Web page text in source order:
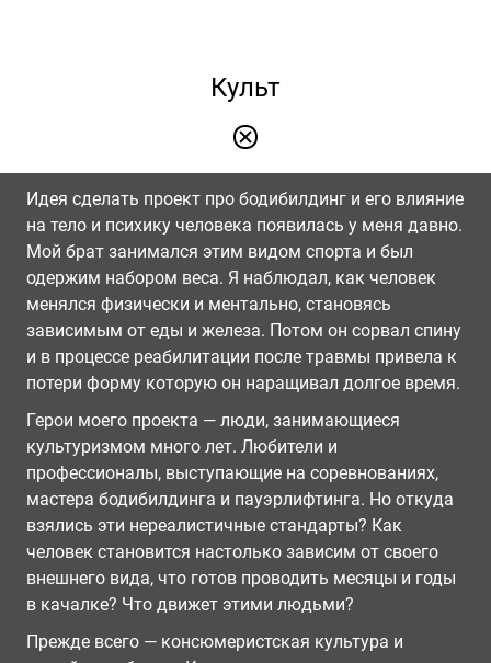
Культ
Идея сделать проект про бодибилдинг и его влияние
на тело и психику человека появилась у меня давно.
Мой брат занимался этим видом спорта и был
одержим набором веса. Я наблюдал, как человек
менялся физически и ментально, становясь
зависимым от еды и железа. Потом он сорвал спину
и в процессе реабилитации после травмы привела к
потери форму которую он наращивал долгое время.
Герои моего проекта — люди, занимающиеся
культуризмом много лет. Любители и
профессионалы, выступающие на соревнованиях,
мастера бодибилдинга и пауэрлифтинга. Но откуда
взялись эти нереалистичные стандарты? Как
человек становится настолько зависим от своего
внешнего вида, что готов проводить месяцы и годы
в качалке? Что движет этими людьми?
Прежде всего — консюмеристская культура и